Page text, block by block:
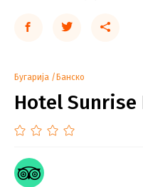
Бугарија Банско
Hotel Sunrise